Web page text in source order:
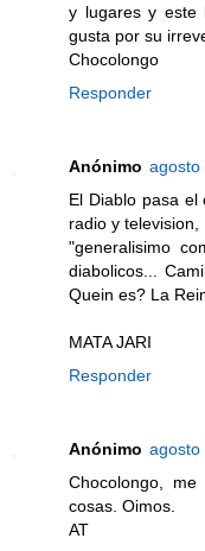
y lugares y este
gusta por su
Chocolongo
Responder
Anónimo agosto
El Diablo pasa el
radio y
"generalisimo
diabolicos...
Quein es? La
MATA JARI
Responder
Anónimo agosto
Chocolongo,
cosas. Oimos.
AT